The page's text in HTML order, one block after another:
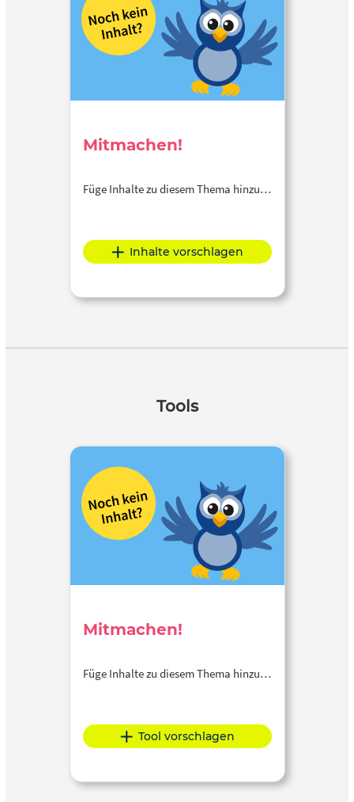
Mitmachen!
Füge Inhalte zu diesem Thema hinzu…
Inhalte vorschlagen
Tools
Mitmachen!
Füge Inhalte zu diesem Thema hinzu…
Tool vorschlagen